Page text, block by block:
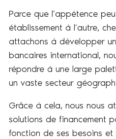
Parce que l’appétence
établissement à l’autre,
attachons à développer
bancaires international,
répondre à une large
un vaste secteur
Grâce à cela, nous nous
solutions de financement
fonction de ses besoins